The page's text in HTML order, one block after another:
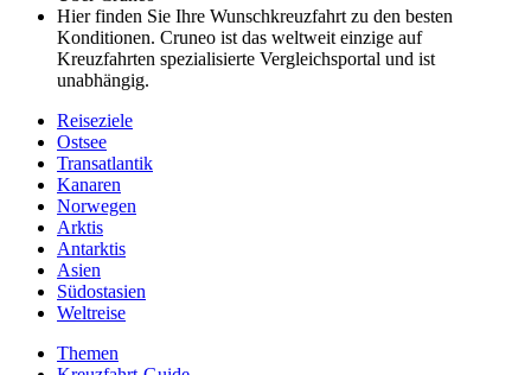
Hier finden Sie Ihre Wunschkreuzfahrt zu den besten
Konditionen. Cruneo ist das weltweit einzige auf
Kreuzfahrten spezialisierte Vergleichsportal und ist
unabhängig.
Reiseziele
Ostsee
Transatlantik
Kanaren
Norwegen
Arktis
Antarktis
Asien
Südostasien
Weltreise
Themen